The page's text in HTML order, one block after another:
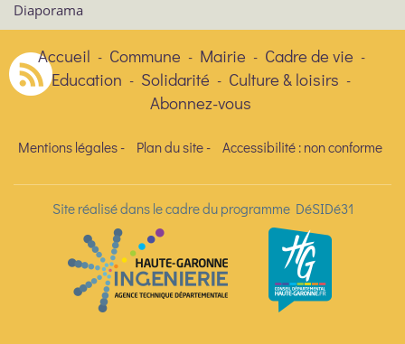
Diaporama
Accueil - Commune - Mairie - Cadre de vie -
Education - Solidarité - Culture & loisirs -
Abonnez-vous
Mentions légales - Plan du site - Accessibilité : non conforme
Site réalisé dans le cadre du programme DéSIDé31